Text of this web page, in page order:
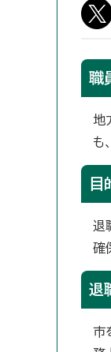
職
地
も
目
退
確
退
市